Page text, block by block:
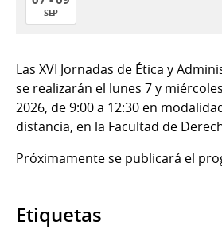
SEP
09
de
Sep
del
Las XVI Jornadas de Ética y
se realizarán el lunes 7 y
2026, de 9:00 a 12:30 en
distancia, en la Facultad de
Próximamente se publicará el
Etiquetas